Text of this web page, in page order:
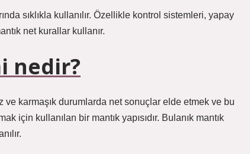
sıklıkla kullanılır. Özellikle kontrol sistemleri, yapay
net kurallar kullanır.
nedir?
ve karmaşık durumlarda net sonuçlar elde etmek ve bu
için kullanılan bir mantık yapısıdır. Bulanık mantık